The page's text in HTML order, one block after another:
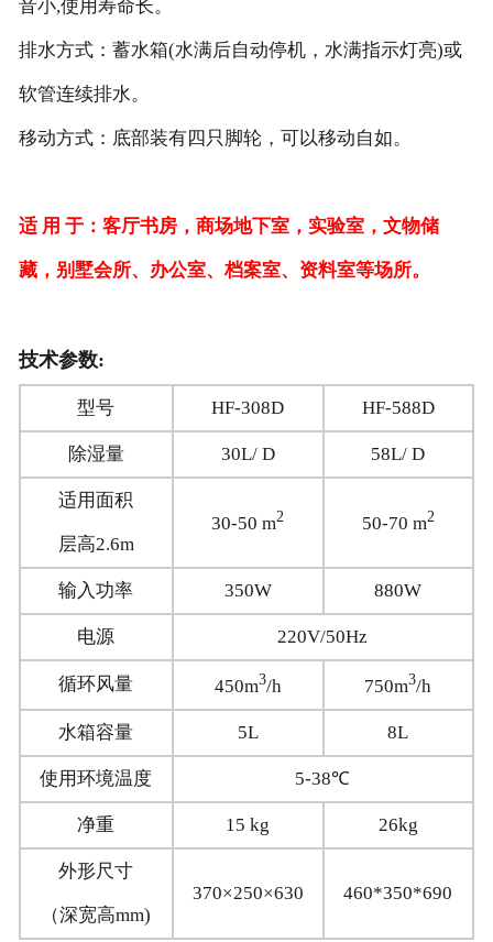
音小,使用寿命长。
排水方式：蓄水箱(水满后自动停机，水满指示灯亮)或
软管连续排水。
移动方式：底部装有四只脚轮，可以移动自如。
适 用 于：客厅书房，商场地下室，实验室，文物储
藏，别墅会所、办公室、档案室、资料室等场所。
技术参数:
型号 HF-308D HF-588D
除湿量 30L/ D 58L/ D
适用面积
层高2.6m
30-50 m2 50-70 m2
输入功率 350W 880W
电源 220V/50Hz
循环风量 450m3/h 750m3/h
水箱容量 5L 8L
使用环境温度 5-38℃
净重 15 kg 26kg
外形尺寸
（深宽高mm)
370×250×630 460*350*690